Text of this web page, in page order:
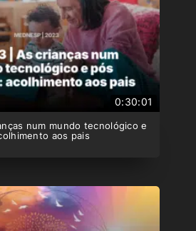
0:30:01
num mundo tecnológico e
aos pais